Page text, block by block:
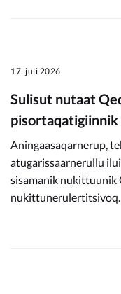
17. juli 2026
Sulisut nutaat
Aningaasaqarnerup,
atugarissaarnerullu
sisamanik nukittuunik
nukittunerulertitsivoq.